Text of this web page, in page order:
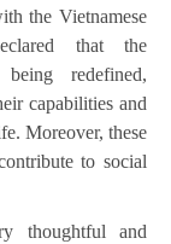
the Vietnamese
that the
being redefined,
capabilities and
Moreover, these
to social
thoughtful and